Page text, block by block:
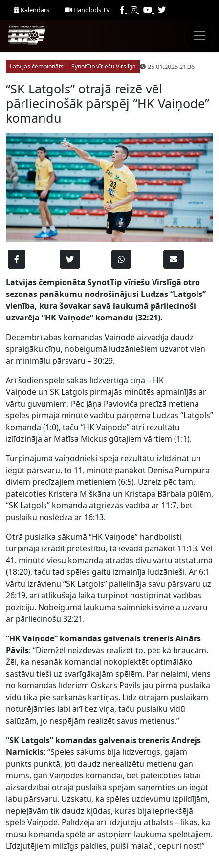
Kalendārs Handbols TV
Latvijas čempionāts SynotTip vīriešu Virslīga 25.01.2025 21:36
“SK Latgols” otrajā reizē vēl
pārliecinošāk pārspēj “HK Vaiņode”
komandu
Latvijas čempionāta SynotTip vīriešu Virslīgā otro
sezonas panākumu nodrošinājusi Ludzas “Latgols”
vienība, kura šovakar savā laukumā pārliecinoši
uzvarēja “HK Vaiņode” komandu (32:21).
Decembrī abas komandas Vaiņodē aizvadīja daudz
spraigāku cīņu, nobeigumā ludzāniešiem uzvarot vien
ar minimālu pārsvaru – 30:29.
Arī šodien spēle sākās līdzvērtīgā cīņā – HK
Vaiņode un SK Latgols pirmajās minūtēs apmainījās ar
vārtu guvumiem. Pēc Jāņa Pavloviča precīzā metiena
spēles pirmajā minūtē vadību pārņēma Ludzas “Latgols”
komanda (1:0), taču “HK Vaiņode” ātri rezultātu
izlīdzināja ar Matīsa Mickus gūtajiem vārtiem (1:1).
Turpinājumā vaiņodnieki spēja rezultātu izlīdzināt un
iegūt pārsvaru, to 11. minūtē panākot Denisa Pumpura
diviem precīzajiem metieniem (6:5). Uzreiz pēc tam,
pateicoties Kristera Miškāna un Kristapa Bārbala pūlēm,
“SK Latgols” komanda atgriezās vadībā ar 11:7, bet
puslaiku noslēdza ar 16:13.
Otrā puslaika sākumā “HK Vaiņode” handbolisti
turpināja izrādīt pretestību, tā ievadā panākot 11:13. Vēl
41. minūtē viesu komanda atradās divu vārtu atstatumā
(18:20), taču tad spēles gaitu izmainīja ludzānieši. Ar 6:1
vārtu izrāvienu “SK Latgols” palielināja savu pārsvaru uz
26:19, arī atlikušajā laikā turpinot nostiprināt vadības
pozīciju. Nobeigumā laukuma saimnieki svinēja uzvaru
ar pārliecinošu 32:21.
“HK Vaiņode” komandas galvenais treneris Ainārs
Pāvils: “Diemžēl neizdevās realizēt to, pēc kā braucām.
Žēl, ka nesanāk komandai nokoplektēt optimālāko
sastāvu tieši uz svarīgākajām spēlēm. Par nelaimi, viens
no komandas līderiem Oskars Pāvils jau pirmā puslaika
vidū tika pie sarkanās kartiņas. Līdz otrajam puslaikam
noturējāmies labi arī bez viņa, taču puslaiku vidū
salūzām, jo nespējām realizēt savus metienus.”
“SK Latgols” komandas galvenais treneris Andrejs
Narnickis: “Spēles sākums bija līdzvērtīgs, gājām
punkts punktā, ļoti daudz nerealizētu metienu gan
mums, gan Vaiņodes komandai, bet pateicoties labai
aizsardzībai otrajā puslaikā spējām saņemties un iegūt
labu pārsvaru. Uzskatu, ka spēles uzdevumu izpildījām,
nepieļāvām tik daudz kļūdas, kuras bija iepriekšējā
spēlē Vaiņodē. Palīdzēja arī līdzjutēju atbalsts – likās, ka
mūsu komanda spēlē ar astoņiem laukuma spēlētājiem.
Līdzjutējiem milzīgs paldies, puiši malači, cepuri nost!”